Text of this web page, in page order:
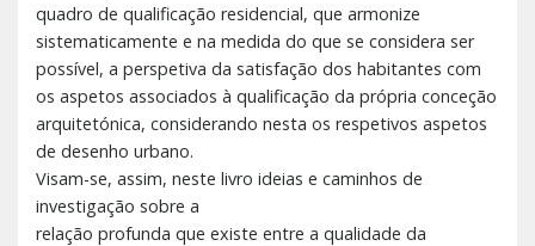
quadro de qualificação residencial, que armonize
sistematicamente e na medida do que se considera ser
possível, a perspetiva da satisfação dos habitantes com
os aspetos associados à qualificação da própria conceção
arquitetónica, considerando nesta os respetivos aspetos
de desenho urbano.
Visam-se, assim, neste livro ideias e caminhos de
investigação sobre a
relação profunda que existe entre a qualidade da